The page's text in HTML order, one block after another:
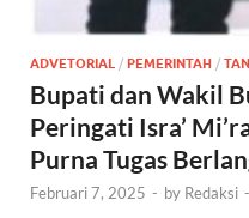
ADVETORIAL / PEMERINTAH /
Bupati dan Wakil
Peringati Isra’
Purna Tugas
Februari 7, 2025 - by Redaksi -